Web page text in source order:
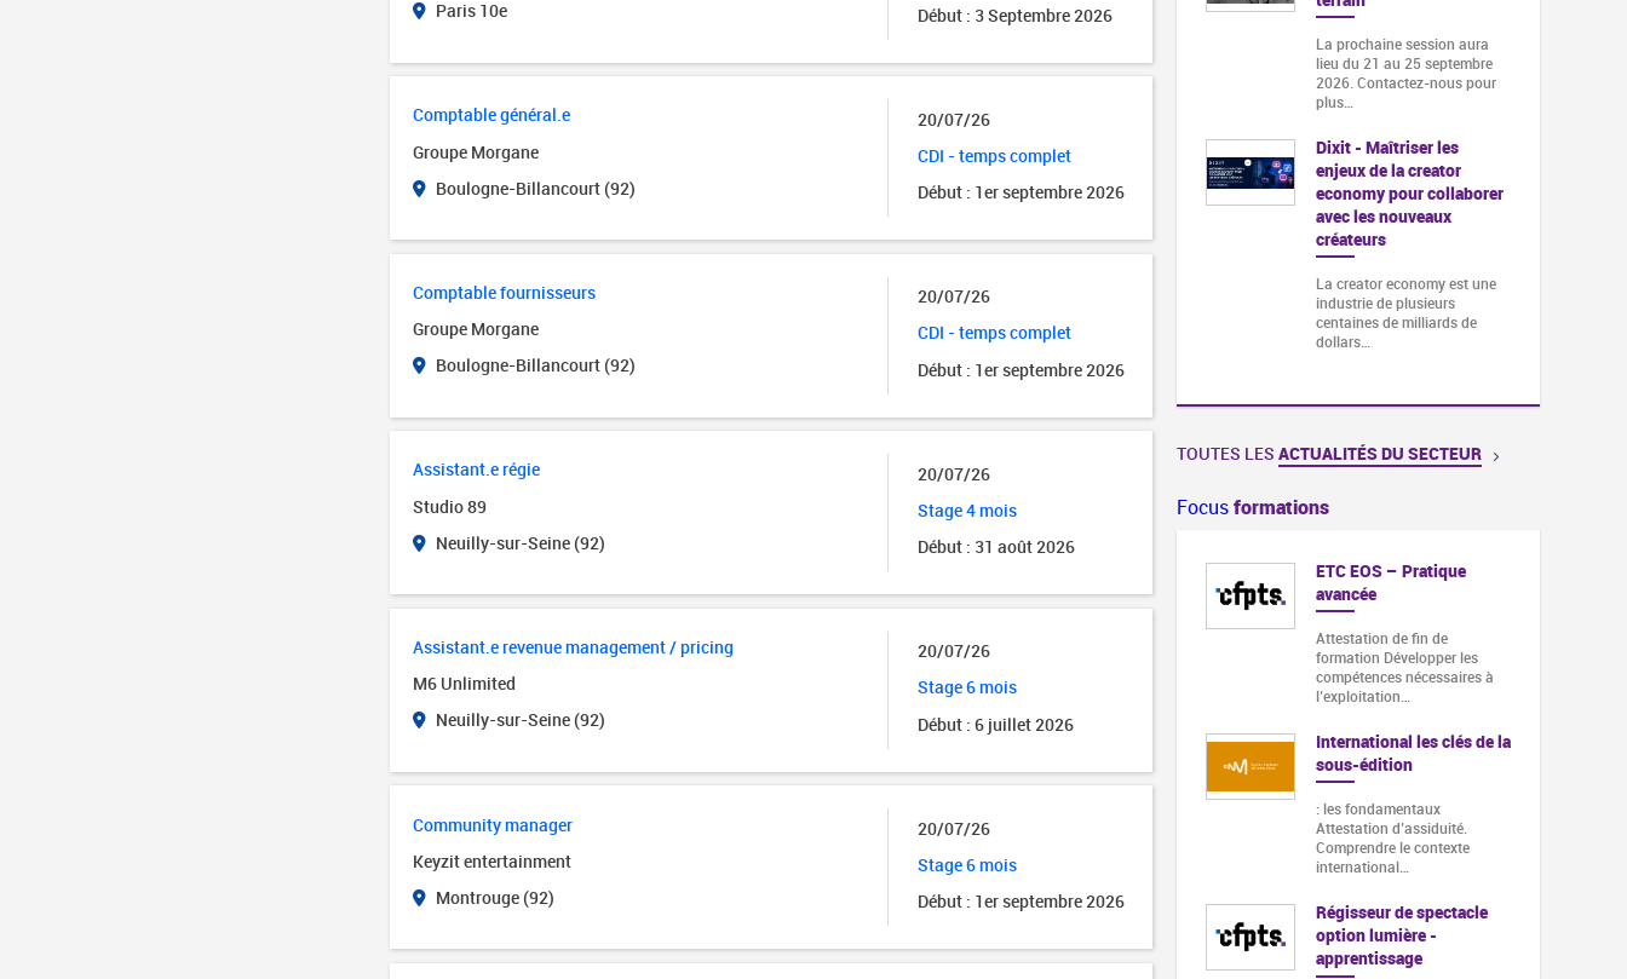
Paris 10e
Début : 3 Septembre 2026
Comptable général.e
Groupe Morgane
Boulogne-Billancourt (92)
20/07/26
CDI - temps complet
Début : 1er septembre 2026
Comptable fournisseurs
Groupe Morgane
Boulogne-Billancourt (92)
20/07/26
CDI - temps complet
Début : 1er septembre 2026
Assistant.e régie
Studio 89
Neuilly-sur-Seine (92)
20/07/26
Stage 4 mois
Début : 31 août 2026
Assistant.e revenue management / pricing
M6 Unlimited
Neuilly-sur-Seine (92)
20/07/26
Stage 6 mois
Début : 6 juillet 2026
Community manager
Keyzit entertainment
Montrouge (92)
20/07/26
Stage 6 mois
Début : 1er septembre 2026
La prochaine session aura
lieu du 21 au 25 septembre
2026. Contactez-nous pour
plus…
Dixit - Maîtriser les
enjeux de la creator
economy pour collaborer
avec les nouveaux
créateurs
La creator economy est une
industrie de plusieurs
centaines de milliards de
dollars…
TOUTES LES ACTUALITÉS DU SECTEUR
Focusformations
ETC EOS – Pratique
avancée
Attestation de fin de
formation Développer les
compétences nécessaires à
l’exploitation…
International les clés de la
sous-édition
: les fondamentaux
Attestation d’assiduité.
Comprendre le contexte
international…
Régisseur de spectacle
option lumière -
apprentissage